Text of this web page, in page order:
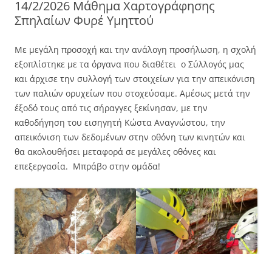
14/2/2026 Μάθημα Χαρτογράφησης
Σπηλαίων Φυρέ Υμηττού
Με μεγάλη προσοχή και την ανάλογη προσήλωση, η σχολή
εξοπλίστηκε με τα όργανα που διαθέτει ο Σύλλογός μας
και άρχισε την συλλογή των στοιχείων για την απεικόνιση
των παλιών ορυχείων που στοχεύσαμε. Αμέσως μετά την
έξοδό τους από τις σήραγγες ξεκίνησαν, με την
καθοδήγηση του εισηγητή Κώστα Αναγνώστου, την
απεικόνιση των δεδομένων στην οθόνη των κινητών και
θα ακολουθήσει μεταφορά σε μεγάλες οθόνες και
επεξεργασία. Μπράβο στην ομάδα!